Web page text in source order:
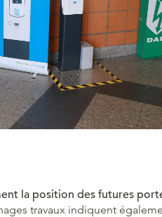
la position des futures
travaux indiquent